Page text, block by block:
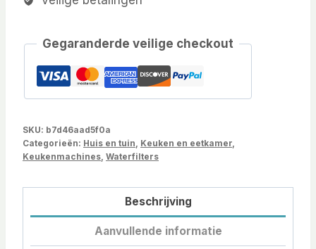
Gegaranderde veilige checkout
SKU: b7d46aad5f0a
Categorieën: Huis en tuin Keuken en eetkamer
Keukenmachines Waterfilters
Beschrijving
Aanvullende informatie